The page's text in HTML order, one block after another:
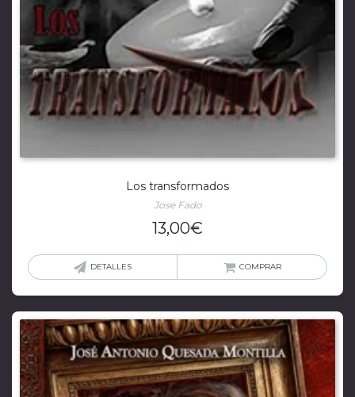
Los transformados
Jose Fado
13,00€
DETALLES COMPRAR